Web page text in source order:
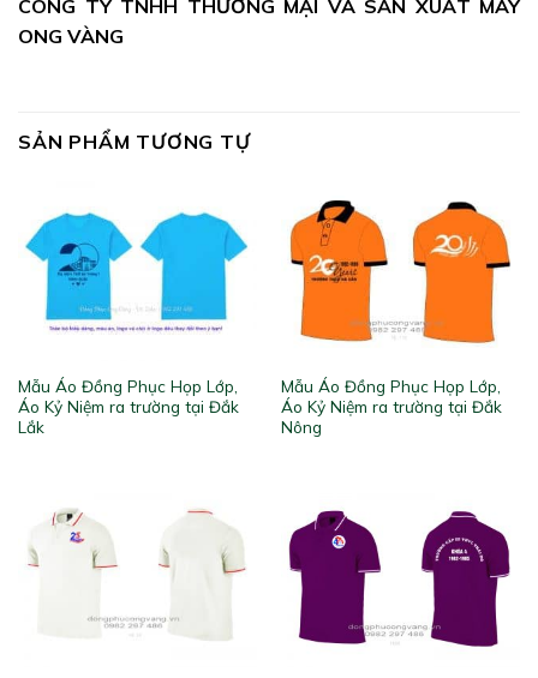
CÔNG TY TNHH THƯƠNG MẠI VÀ SẢN XUẤT MAY
ONG VÀNG
SẢN PHẨM TƯƠNG TỰ
Mẫu Áo Đồng Phục Họp Lớp,
Áo Kỷ Niệm ra trường tại Đắk
Lắk
Mẫu Áo Đồng Phục Họp Lớp,
Áo Kỷ Niệm ra trường tại Đắk
Nông